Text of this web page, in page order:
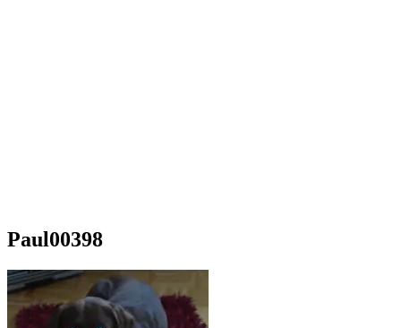
Paul00398